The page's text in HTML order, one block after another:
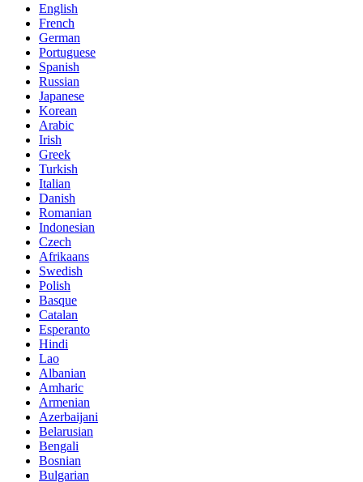
English
French
German
Portuguese
Spanish
Russian
Japanese
Korean
Arabic
Irish
Greek
Turkish
Italian
Danish
Romanian
Indonesian
Czech
Afrikaans
Swedish
Polish
Basque
Catalan
Esperanto
Hindi
Lao
Albanian
Amharic
Armenian
Azerbaijani
Belarusian
Bengali
Bosnian
Bulgarian